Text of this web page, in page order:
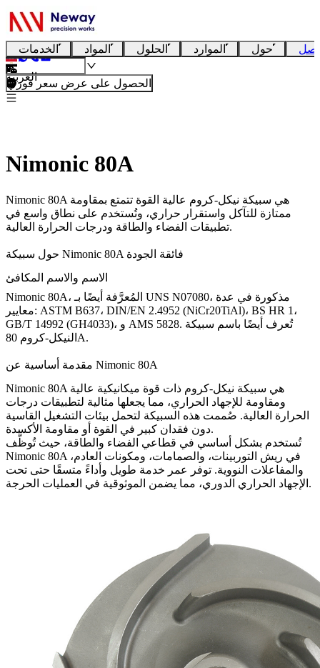
الخدمات المواد الحلول الموارد حول
العربية
الحصول على عرض سعر فوري
Nimonic 80A
Nimonic 80A هي سبيكة نيكل-كروم عالية القوة تتمتع بمقاومة
ممتازة للتآكل واستقرار حراري، وتُستخدم على نطاق واسع في
تطبيقات الفضاء والطاقة ودرجات الحرارة العالية.
حول سبيكة Nimonic 80A فائقة الجودة
الاسم والاسم المكافئ
UNS N07080، مذكورة في عدة
معايير: ASTM B637، DIN/EN 2.4952 (NiCr20TiAl)، BS HR 1،
GB/T 14992 (GH4033)، و AMS 5828. تُعرف أيضًا باسم سبيكة
النيكل-كروم 80A.
مقدمة أساسية عن Nimonic 80A
Nimonic 80A هي سبيكة نيكل-كروم ذات قوة ميكانيكية عالية
ومقاومة للإجهاد الحراري، مما يجعلها مثالية لتطبيقات درجات
الحرارة العالية. صُممت هذه السبيكة لتحمل بيئات التشغيل القاسية
دون فقدان كبير في القوة أو مقاومة الأكسدة.
تُستخدم بشكل أساسي في قطاعي الفضاء والطاقة، حيث تُوظَّف
Nimonic 80A في ريش التوربينات، والصمامات، ومكونات العادم،
والمفاعلات النووية. توفر عمر خدمة طويل وأداءً متسقًا حتى تحت
الإجهاد الحراري الدوري، مما يضمن الموثوقية في العمليات الحرجة.